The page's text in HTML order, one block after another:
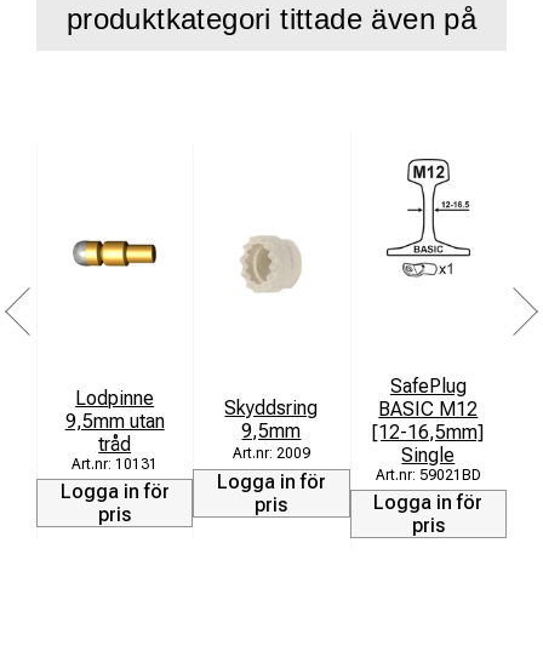
produktkategori tittade även på
Lodpinne
9,5mm utan
tråd
10131
Logga in för
pris
Skyddsring
9,5mm
2009
Logga in för
pris
SafePlug
BASIC M12
[12-16,5mm]
Single
59021BD
Logga in för
pris